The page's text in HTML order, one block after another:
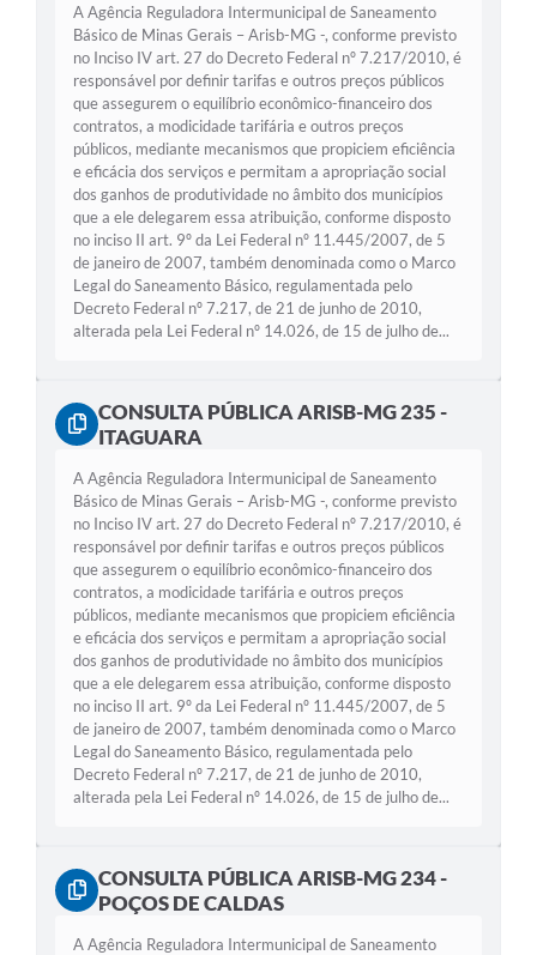
A Agência Reguladora Intermunicipal de Saneamento
Básico de Minas Gerais – Arisb-MG -, conforme previsto
no Inciso IV art. 27 do Decreto Federal nº 7.217/2010, é
responsável por definir tarifas e outros preços públicos
que assegurem o equilíbrio econômico-financeiro dos
contratos, a modicidade tarifária e outros preços
públicos, mediante mecanismos que propiciem eficiência
e eficácia dos serviços e permitam a apropriação social
dos ganhos de produtividade no âmbito dos municípios
que a ele delegarem essa atribuição, conforme disposto
no inciso II art. 9º da Lei Federal nº 11.445/2007, de 5
de janeiro de 2007, também denominada como o Marco
Legal do Saneamento Básico, regulamentada pelo
Decreto Federal nº 7.217, de 21 de junho de 2010,
alterada pela Lei Federal nº 14.026, de 15 de julho de...
CONSULTA PÚBLICA ARISB-MG 235 -
ITAGUARA
A Agência Reguladora Intermunicipal de Saneamento
Básico de Minas Gerais – Arisb-MG -, conforme previsto
no Inciso IV art. 27 do Decreto Federal nº 7.217/2010, é
responsável por definir tarifas e outros preços públicos
que assegurem o equilíbrio econômico-financeiro dos
contratos, a modicidade tarifária e outros preços
públicos, mediante mecanismos que propiciem eficiência
e eficácia dos serviços e permitam a apropriação social
dos ganhos de produtividade no âmbito dos municípios
que a ele delegarem essa atribuição, conforme disposto
no inciso II art. 9º da Lei Federal nº 11.445/2007, de 5
de janeiro de 2007, também denominada como o Marco
Legal do Saneamento Básico, regulamentada pelo
Decreto Federal nº 7.217, de 21 de junho de 2010,
alterada pela Lei Federal nº 14.026, de 15 de julho de...
CONSULTA PÚBLICA ARISB-MG 234 -
POÇOS DE CALDAS
A Agência Reguladora Intermunicipal de Saneamento